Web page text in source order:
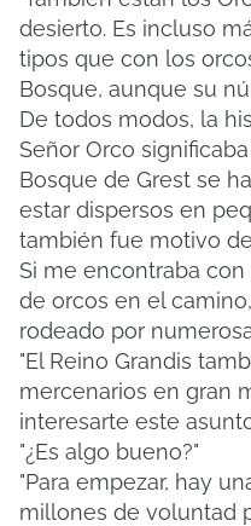
desierto. Es incluso
tipos que con los
Bosque, aunque su
De todos modos, la
Señor Orco
Bosque de Grest se
estar dispersos en
también fue motivo
Si me encontraba
de orcos en el
rodeado por
"El Reino Grandis
mercenarios en gran
interesarte este
"¿Es algo bueno?"
"Para empezar, hay
millones de voluntad